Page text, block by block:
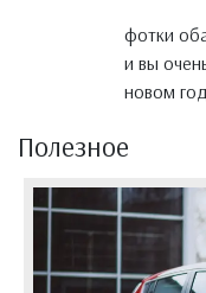
фотки
и вы
новом
Полезное